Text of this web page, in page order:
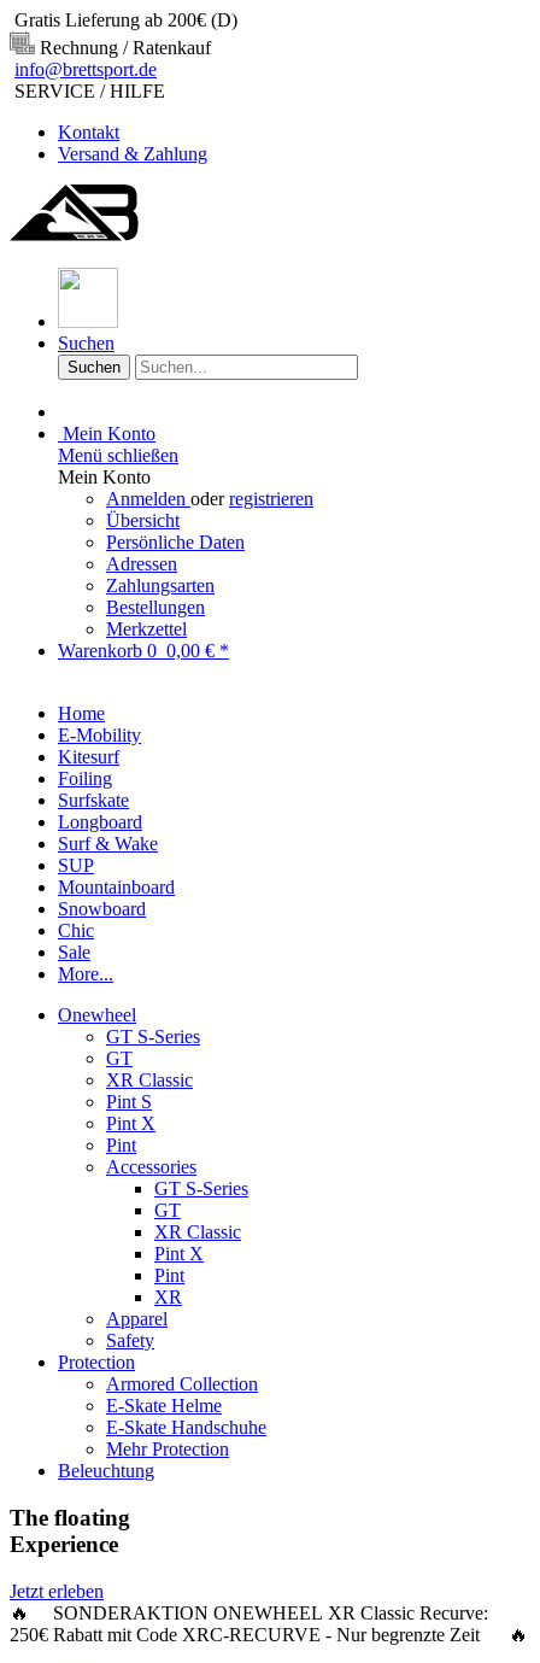
Gratis Lieferung ab 200€ (D)
Rechnung / Ratenkauf
info@brettsport.de
SERVICE / HILFE
Kontakt
Versand & Zahlung
Suchen
Suchen
Mein Konto
Menü schließen
Mein Konto
Anmelden oderregistrieren
Übersicht
Persönliche Daten
Adressen
Zahlungsarten
Bestellungen
Merkzettel
Warenkorb 0 0,00 € *
Home
E-Mobility
Kitesurf
Foiling
Surfskate
Longboard
Surf & Wake
SUP
Mountainboard
Snowboard
Chic
Sale
More...
Onewheel
GT S-Series
GT
XR Classic
Pint S
Pint X
Pint
Accessories
GT S-Series
GT
XR Classic
Pint X
Pint
XR
Apparel
Safety
Protection
Armored Collection
E-Skate Helme
E-Skate Handschuhe
Mehr Protection
Beleuchtung
The floating
Experience
Jetzt erleben
🔥 SONDERAKTION ONEWHEEL XR Classic Recurve:
250€ Rabatt mit Code XRC-RECURVE - Nur begrenzte Zeit 🔥